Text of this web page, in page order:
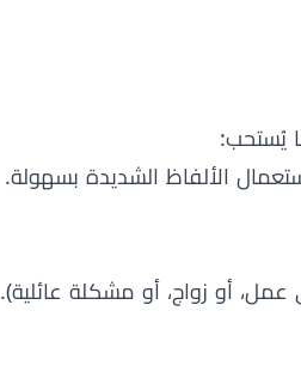
يُستحب:
الألفاظ الشديدة بسهولة.
أو زواج، أو مشكلة عائلية).